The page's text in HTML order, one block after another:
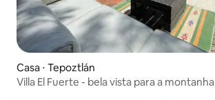
Casa ⋅ Tepoztlán
Villa El Fuerte - bela vista para a montanha